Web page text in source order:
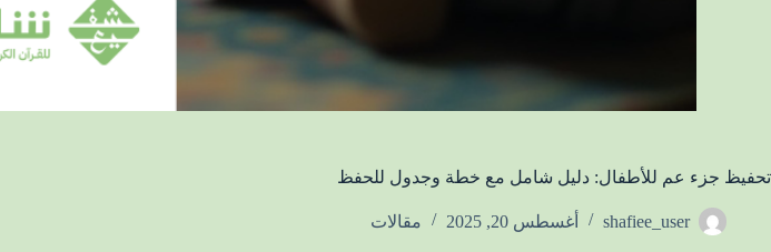
تحفيظ جزء عم للأطفال: دليل شامل مع خطة وجدول للحفظ
shafiee_user أغسطس 20, 2025 مقالات